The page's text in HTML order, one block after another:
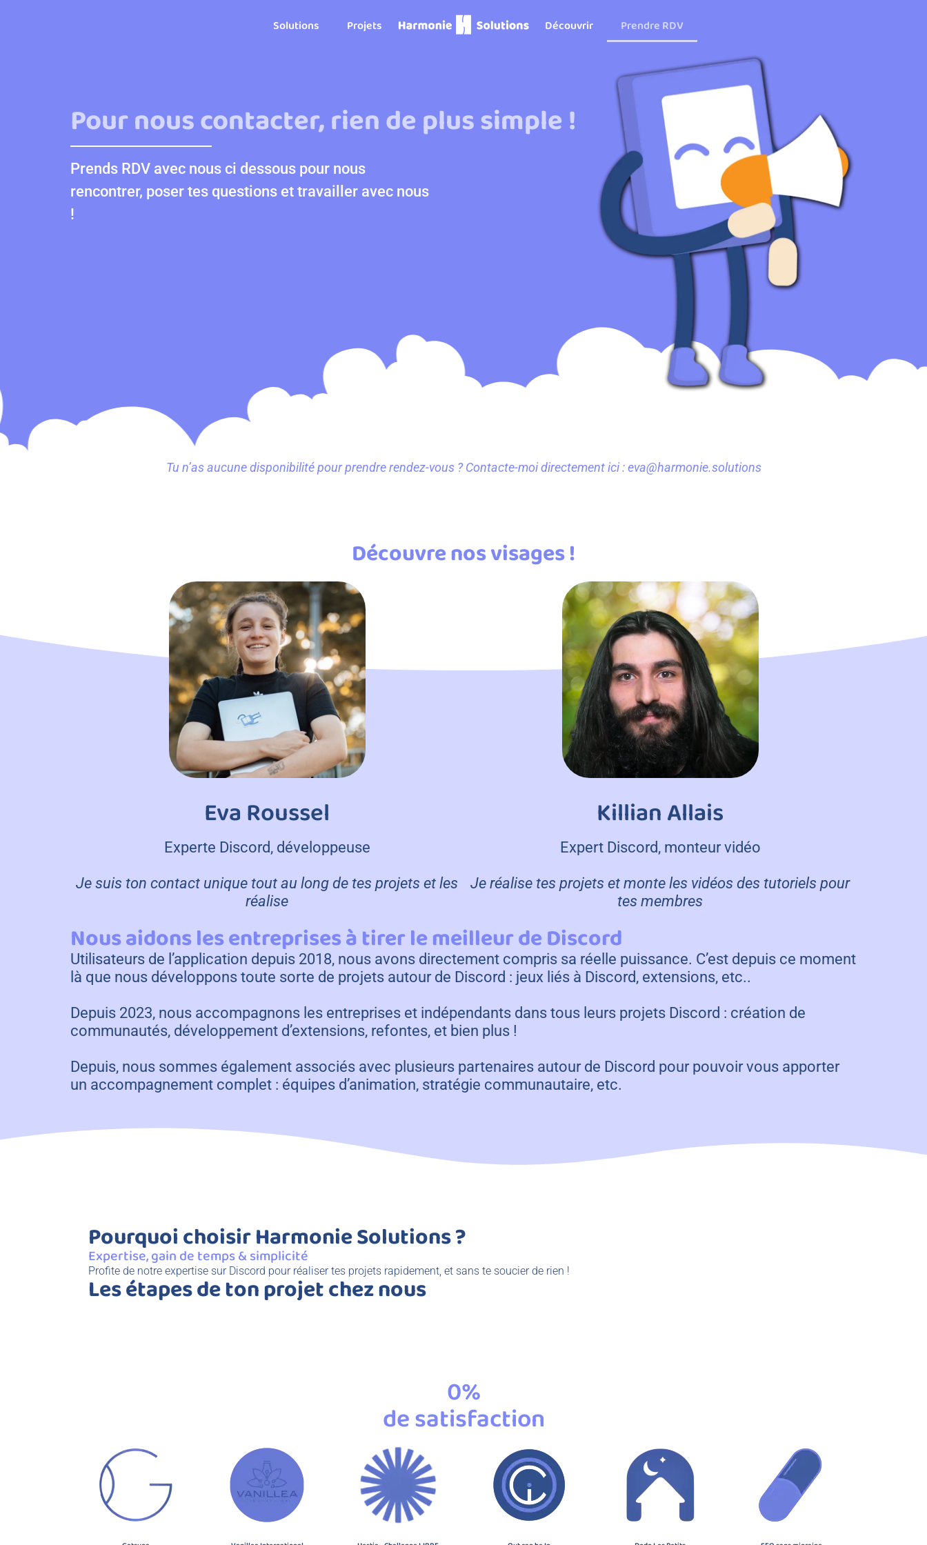
Solutions Projets Découvrir Prendre RDV
Pour nous contacter, rien de plus simple !
Prends RDV avec nous ci dessous pour nous
rencontrer, poser tes questions et travailler avec nous
!
Tu n’as aucune disponibilité pour prendre rendez-vous ? Contacte-moi directement ici : eva@harmonie.solutions
Découvre nos visages !
Eva Roussel
Experte Discord, développeuse
Je suis ton contact unique tout au long de tes projets et les
réalise
Killian Allais
Expert Discord, monteur vidéo
Je réalise tes projets et monte les vidéos des tutoriels pour
tes membres
Nous aidons les entreprises à tirer le meilleur de Discord
Utilisateurs de l’application depuis 2018, nous avons directement compris sa réelle puissance. C’est depuis ce moment
là que nous développons toute sorte de projets autour de Discord : jeux liés à Discord, extensions, etc..
Depuis 2023, nous accompagnons les entreprises et indépendants dans tous leurs projets Discord : création de
communautés, développement d’extensions, refontes, et bien plus !
Depuis, nous sommes également associés avec plusieurs partenaires autour de Discord pour pouvoir vous apporter
un accompagnement complet : équipes d’animation, stratégie communautaire, etc.
Pourquoi choisir Harmonie Solutions ?
Expertise, gain de temps & simplicité
Profite de notre expertise sur Discord pour réaliser tes projets rapidement, et sans te soucier de rien !
Les étapes de ton projet chez nous
de satisfaction
0%